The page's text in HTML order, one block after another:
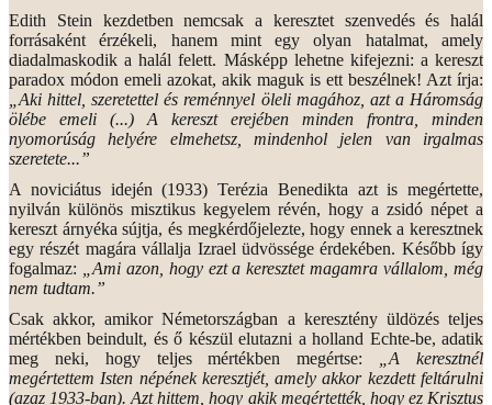
Edith Stein kezdetben nemcsak a keresztet szenvedés és halál
forrásaként érzékeli, hanem mint egy olyan hatalmat, amely
diadalmaskodik a halál felett. Másképp lehetne kifejezni: a kereszt
paradox módon emeli azokat, akik maguk is ett beszélnek! Azt írja:
„Aki hittel, szeretettel és reménnyel öleli magához, azt a Háromság
ölébe emeli (...) A kereszt erejében minden frontra, minden
nyomorúság helyére elmehetsz, mindenhol jelen van irgalmas
szeretete...”
A noviciátus idején (1933) Terézia Benedikta azt is megértette,
nyilván különös misztikus kegyelem révén, hogy a zsidó népet a
kereszt árnyéka sújtja, és megkérdőjelezte, hogy ennek a keresztnek
egy részét magára vállalja Izrael üdvössége érdekében. Később így
fogalmaz:
„Ami azon, hogy ezt a keresztet magamra vállalom, még
nem tudtam.”
Csak akkor, amikor Németországban a keresztény üldözés teljes
mértékben beindult, és ő készül elutazni a holland Echte-be, adatik
meg neki, hogy teljes mértékben megértse:
„A keresztnél
megértettem Isten népének keresztjét, amely akkor kezdett feltárulni
(azaz 1933-ban). Azt hittem, hogy akik megértették, hogy ez Krisztus